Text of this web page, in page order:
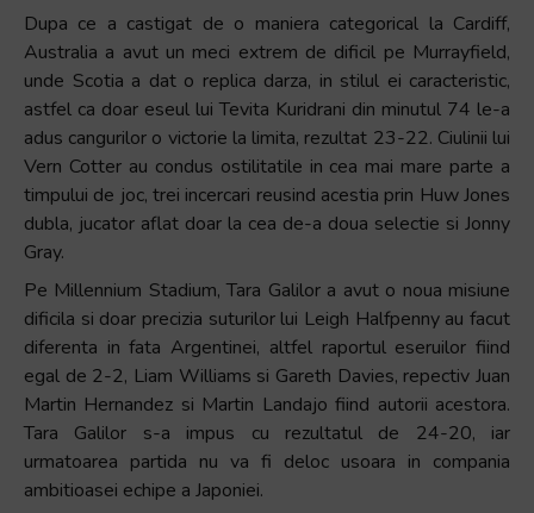
Dupa ce a castigat de o maniera categorical la Cardiff,
Australia a avut un meci extrem de dificil pe Murrayfield,
unde Scotia a dat o replica darza, in stilul ei caracteristic,
astfel ca doar eseul lui Tevita Kuridrani din minutul 74 le-a
adus cangurilor o victorie la limita, rezultat 23-22. Ciulinii lui
Vern Cotter au condus ostilitatile in cea mai mare parte a
timpului de joc, trei incercari reusind acestia prin Huw Jones
dubla, jucator aflat doar la cea de-a doua selectie si Jonny
Gray.
Pe Millennium Stadium, Tara Galilor a avut o noua misiune
dificila si doar precizia suturilor lui Leigh Halfpenny au facut
diferenta in fata Argentinei, altfel raportul eseruilor fiind
egal de 2-2, Liam Williams si Gareth Davies, repectiv Juan
Martin Hernandez si Martin Landajo fiind autorii acestora.
Tara Galilor s-a impus cu rezultatul de 24-20, iar
urmatoarea partida nu va fi deloc usoara in compania
ambitioasei echipe a Japoniei.